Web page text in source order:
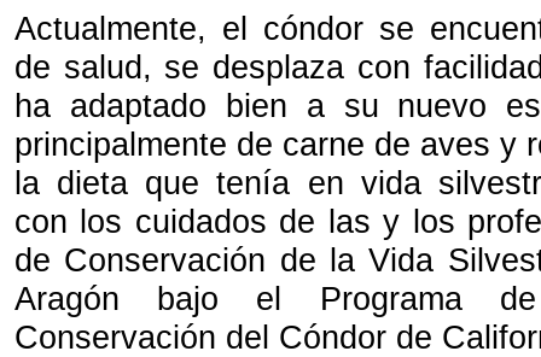
Actualmente, el cóndor se
de salud, se desplaza con
ha adaptado bien a su nuevo
principalmente de carne de aves y
la dieta que tenía en vida
con los cuidados de las y los
de Conservación de la Vida
Aragón bajo el Programa
Conservación del Cóndor de